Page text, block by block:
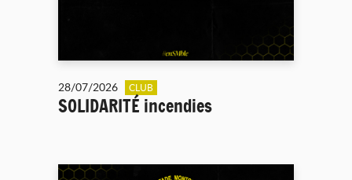
28/07/2026 CLUB
SOLIDARITÉ incendies